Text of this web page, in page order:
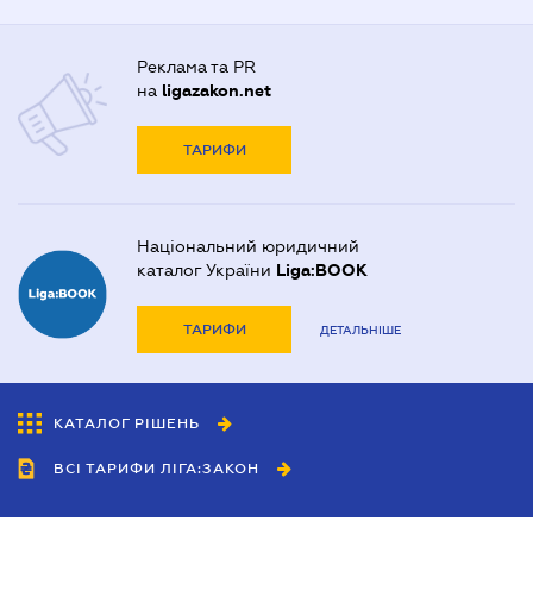
Реклама та PR
на ligazakon.net
ТАРИФИ
Національний юридичний
каталог України Liga:BOOK
ТАРИФИ ДЕТАЛЬНІШЕ
КАТАЛОГ РІШЕНЬ
ВСІ ТАРИФИ ЛІГА:ЗАКОН